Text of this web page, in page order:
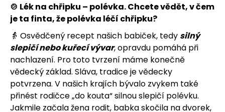
🍲 Lék na chřipku – polévka. Chcete vědět, v čem
je ta finta, že polévka léčí chřipku?
👵 Osvědčený recept našich babiček, tedy silný
slepičí nebo kuřecí vývar, opravdu pomáhá při
nachlazení. Pro toto tvrzení máme konečně
vědecký základ. Sláva, tradice je vědecky
potvrzena. V našich krajích bývalo zvykem také
přinést rodičce „do kouta“ silnou slepičí polévku.
Jakmile začala žena rodit, babka skočila na dvorek,
ř
e
b
u
j